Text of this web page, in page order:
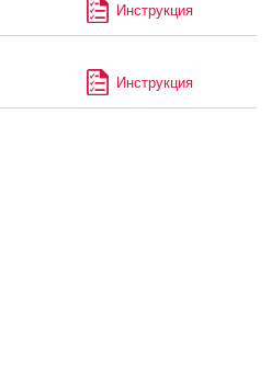
Инструкция
Инструкция